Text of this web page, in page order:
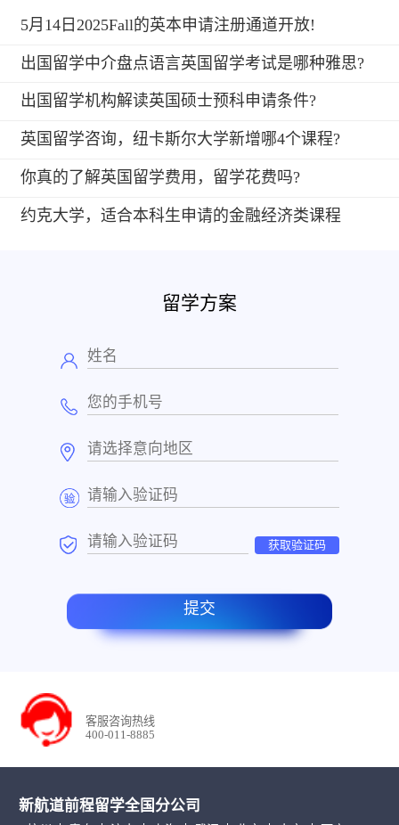
5月14日2025Fall的英本申请注册通道开放!
出国留学中介盘点语言英国留学考试是哪种雅思?
出国留学机构解读英国硕士预科申请条件?
英国留学咨询，纽卡斯尔大学新增哪4个课程?
你真的了解英国留学费用，留学花费吗?
约克大学，适合本科生申请的金融经济类课程
留学方案
获取验证码
提交
客服咨询热线
400-011-8885
新航道前程留学全国分公司